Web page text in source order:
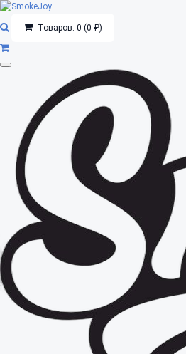
Товаров: 0 (0 ₽)